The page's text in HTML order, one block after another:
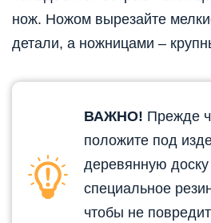
нож. Ножом вырезайте
детали, а ножницами –
ВАЖНО! Прежде
положите под
деревянную
специальное
чтобы не